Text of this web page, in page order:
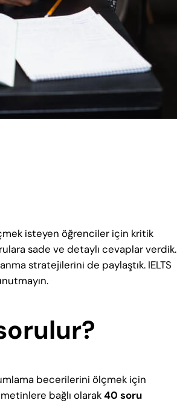
isteyen öğrenciler için kritik
sade ve detaylı cevaplar verdik.
stratejilerini de paylaştık. IELTS
becerilerini ölçmek için
bağlı olarak40 soru